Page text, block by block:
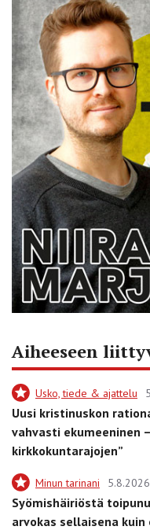
Aiheeseen
Usko, tiede & ajattelu
Uusi kristinuskon
vahvasti ekumeeninen
kirkkokuntarajojen”
Minun tarinani 5.8.2026
Syömishäiriöstä
arvokas sellaisena kuin